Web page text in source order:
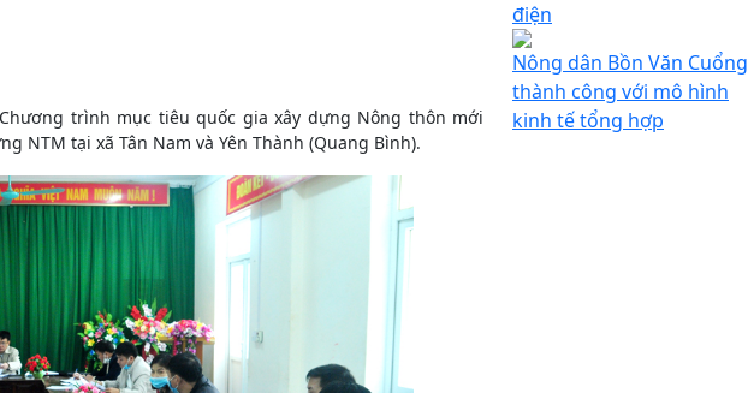
trình mục tiêu quốc gia xây dựng Nông thôn mới
NTM tại xã Tân Nam và Yên Thành (Quang Bình).
điện
Nông dân Bồn Văn Cuổng
thành công với mô hình
kinh tế tổng hợp